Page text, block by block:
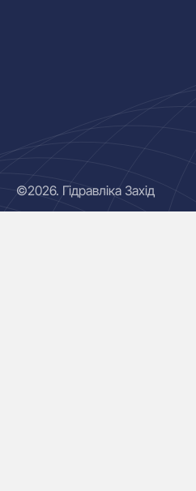
©2026. Гідравліка Захід